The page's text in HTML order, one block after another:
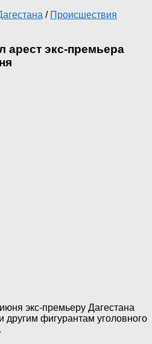
/ Происшествия
арест экс-премьера
экс-премьеру Дагестана
и другим фигурантам уголовного